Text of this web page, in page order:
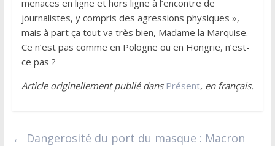
menaces en ligne et hors ligne à l’encontre de
journalistes, y compris des agressions physiques »,
mais à part ça tout va très bien, Madame la Marquise.
Ce n’est pas comme en Pologne ou en Hongrie, n’est-
ce pas ?
Article originellement publié dans Présent, en français.
← Dangerosité du port du masque : Macron